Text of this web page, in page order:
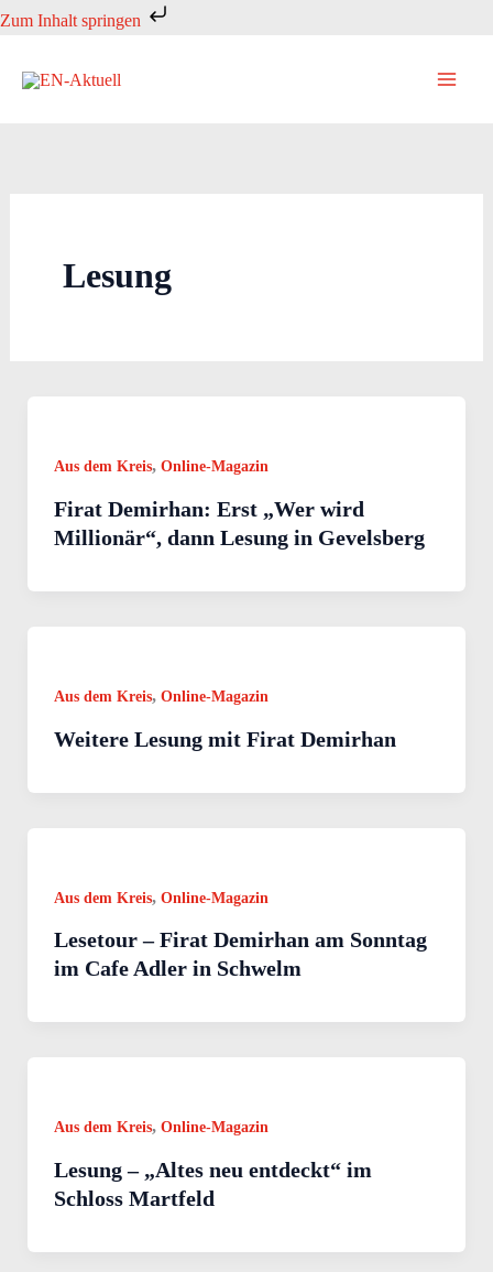
Zum Inhalt springen
Zum
springen
Lesung
Aus dem Kreis, Online-Magazin
Firat Demirhan: Erst „Wer wird
Millionär“, dann Lesung in Gevelsberg
Aus dem Kreis, Online-Magazin
Weitere Lesung mit Firat Demirhan
Aus dem Kreis, Online-Magazin
Lesetour – Firat Demirhan am Sonntag
im Cafe Adler in Schwelm
Aus dem Kreis, Online-Magazin
Lesung – „Altes neu entdeckt“ im
Schloss Martfeld